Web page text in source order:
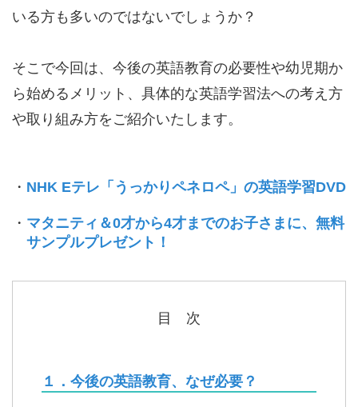
いる方も多いのではないでしょうか？
そこで今回は、今後の英語教育の必要性や幼児期か
ら始めるメリット、具体的な英語学習法への考え方
や取り組み方をご紹介いたします。
・ NHK Eテレ「うっかりペネロペ」の英語学習DVD
・ マタニティ＆0才から4才までのお子さまに、無料
サンプルプレゼント！
目 次
１．今後の英語教育、なぜ必要？